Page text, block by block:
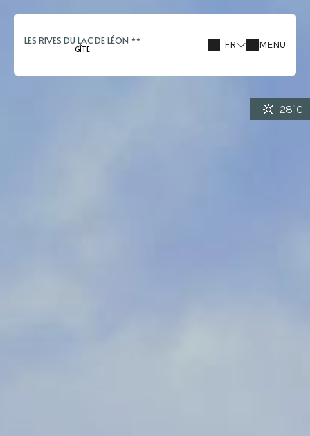
LES RIVES DU LAC DE LÉON
GÎTE FR MENU
28°C